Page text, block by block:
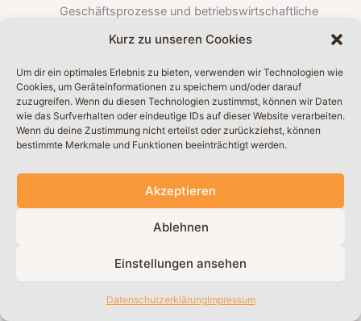
Kurz zu unseren Cookies
Um dir ein optimales Erlebnis zu bieten, verwenden wir Technologien wie
Cookies, um Geräteinformationen zu speichern und/oder darauf
zuzugreifen. Wenn du diesen Technologien zustimmst, können wir Daten
wie das Surfverhalten oder eindeutige IDs auf dieser Website verarbeiten.
Wenn du deine Zustimmung nicht erteilst oder zurückziehst, können
bestimmte Merkmale und Funktionen beeinträchtigt werden.
Akzeptieren
Ablehnen
Einstellungen ansehen
DatenschutzerklärungImpressum
Geschäftsprozesse und betriebswirtschaftliche
entsprechend Angaben im Abschnitt "Allgemeine
Informationen zur Datenspeicherung und Löschung".
Rechtsgrundlagen:Vertragserfüllung und
vorvertragliche Anfragen (Art. 6 Abs. 1 S. 1 lit. b)
DSGVO). Berechtigte Interessen (Art. 6 Abs. 1 S. 1 lit.
Weitere Hinweise zu Verarbeitungsprozessen, Verfahren
Apple Pay:Zahlungsdienstleistungen (technische
Anbindung von Online-Bezahlmethoden);
Dienstanbieter:Apple Inc., Infinite Loop, Cupertino,